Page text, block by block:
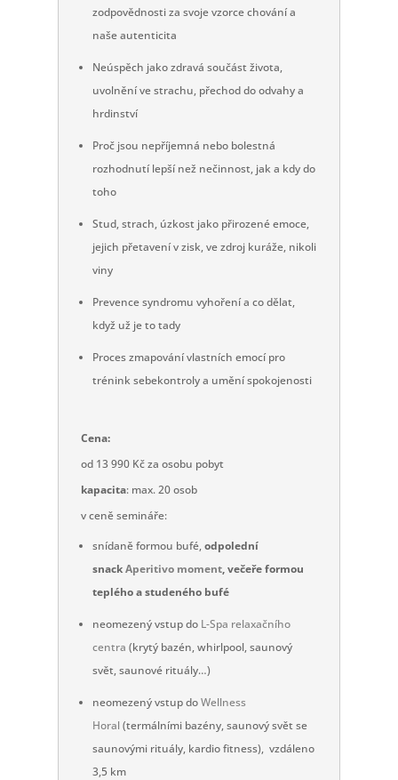
zodpovědnosti za svoje vzorce chování a
naše autenticita
Neúspěch jako zdravá součást života,
uvolnění ve strachu, přechod do odvahy a
hrdinství
Proč jsou nepříjemná nebo bolestná
rozhodnutí lepší než nečinnost, jak a kdy do
toho
Stud, strach, úzkost jako přirozené emoce,
jejich přetavení v zisk, ve zdroj kuráže, nikoli
viny
Prevence syndromu vyhoření a co dělat,
když už je to tady
Proces zmapování vlastních emocí pro
trénink sebekontroly a umění spokojenosti
Cena:
od 13 990 Kč za osobu pobyt
kapacita: max. 20 osob
v ceně semináře:
snídaně formou bufé,odpolední
snackAperitivo moment,večeře formou
teplého a studeného bufé
neomezený vstup do L-Spa relaxačního
centra (krytý bazén, whirlpool, saunový
svět, saunové rituály…)
neomezený vstup doWellness
Horal (termálními bazény, saunový svět se
saunovými rituály, kardio fitness), vzdáleno
3,5 km